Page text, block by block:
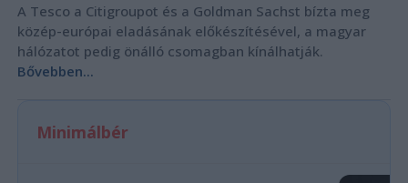
A Tesco a Citigroupot és a Goldman Sachst bízta meg
közép-európai eladásának előkészítésével, a magyar
hálózatot pedig önálló csomagban kínálhatják.
Bővebben...
Minimálbér